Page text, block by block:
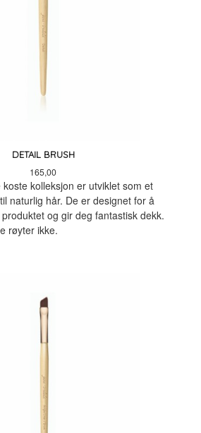
DETAIL BRUSH
Pris
165,00
kolleksjon er utviklet som et
naturlig hår. De er designet for å
og gir deg fantastisk dekk.
røyter ikke.